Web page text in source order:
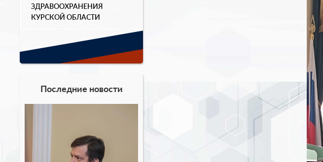
ЗДРАВООХРАНЕНИЯ
КУРСКОЙ ОБЛАСТИ
Последние новости